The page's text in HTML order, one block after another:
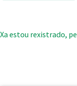
Xa estou rexistrado,